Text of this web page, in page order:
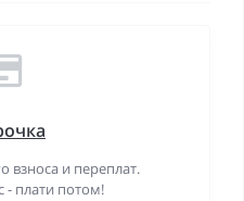
взноса и переплат.
- плати потом!